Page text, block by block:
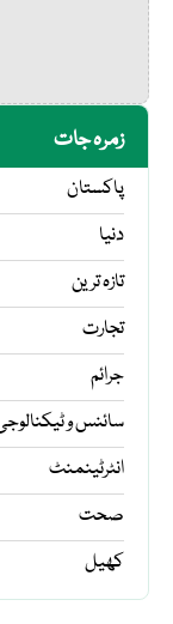
زمرہ جات
پاکستان
دنیا
تازہ ترین
تجارت
جرائم
سائنس و
انٹرٹینمنٹ
صحت
کھیل